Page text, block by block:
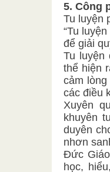
5. Công
Tu luyện
“Tu
để giải
Tu luyện
thể hiện
cảm
các điều
Xuyên
khuyên
duyên
nhơn
Đức
học,